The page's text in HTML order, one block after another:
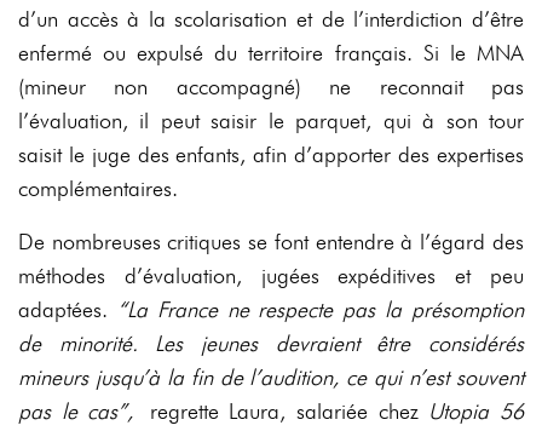
d’un accès à la scolarisation et de l’interdiction d’être
enfermé ou expulsé du territoire français. Si le MNA
(mineur non accompagné) ne reconnait pas
l’évaluation, il peut saisir le parquet, qui à son tour
saisit le juge des enfants, afin d’apporter des expertises
complémentaires.
De nombreuses critiques se font entendre à l’égard des
méthodes d’évaluation, jugées expéditives et peu
adaptées. “La France ne respecte pas la présomption
de minorité. Les jeunes devraient être considérés
mineurs jusqu’à la fin de l’audition, ce qui n’est souvent
pas le cas”, regrette Laura, salariée chez Utopia 56